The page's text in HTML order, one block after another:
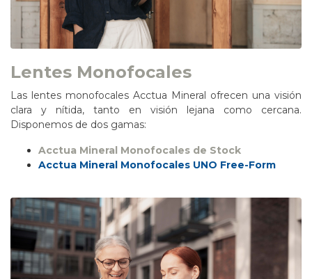
Lentes Monofocales
Las lentes monofocales Acctua Mineral ofrecen una visión
clara y nítida, tanto en visión lejana como cercana.
Disponemos de dos gamas:
Acctua Mineral Monofocales de Stock
Acctua Mineral Monofocales UNO Free-Form